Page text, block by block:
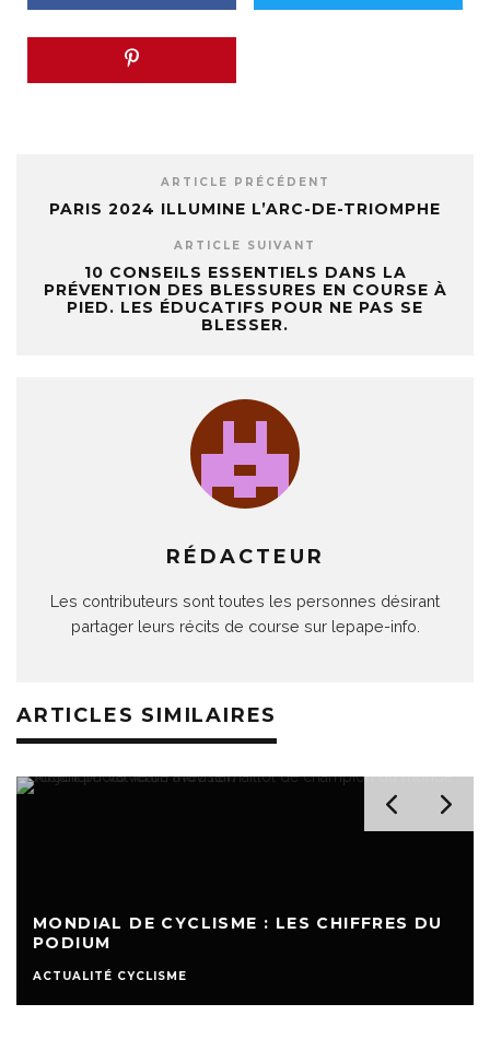
ARTICLE PRÉCÉDENT
PARIS 2024 ILLUMINE L’ARC-DE-TRIOMPHE
ARTICLE SUIVANT
10 CONSEILS ESSENTIELS DANS LA
PRÉVENTION DES BLESSURES EN COURSE À
PIED. LES ÉDUCATIFS POUR NE PAS SE
BLESSER.
RÉDACTEUR
Les contributeurs sont toutes les personnes désirant
partager leurs récits de course sur lepape-info.
ARTICLES SIMILAIRES
MONDIAL DE CYCLISME : LES CHIFFRES DU
PODIUM
ACTUALITÉ CYCLISME